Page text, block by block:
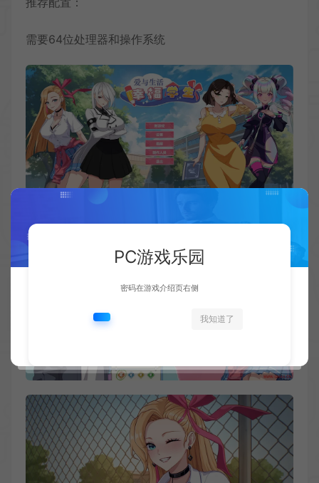
需要64位处理器和操作系统
PC游戏乐园
密码在游戏介绍页右侧
我知道了